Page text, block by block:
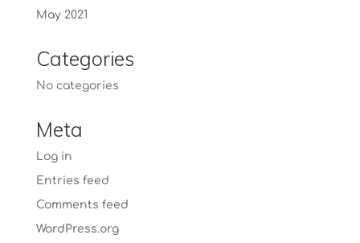
May 2021
Categories
No categories
Meta
Log in
Entries feed
Comments feed
WordPress.org